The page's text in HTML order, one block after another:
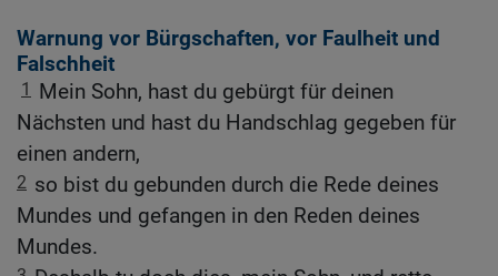
Warnung vor Bürgschaften, vor Faulheit und
Falschheit
1
Mein Sohn, hast du gebürgt für deinen
Nächsten und hast du Handschlag gegeben für
einen andern,
2 so bist du gebunden durch die Rede deines
Mundes und gefangen in den Reden deines
Mundes.